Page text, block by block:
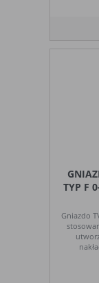
TYP F
Gniazdo